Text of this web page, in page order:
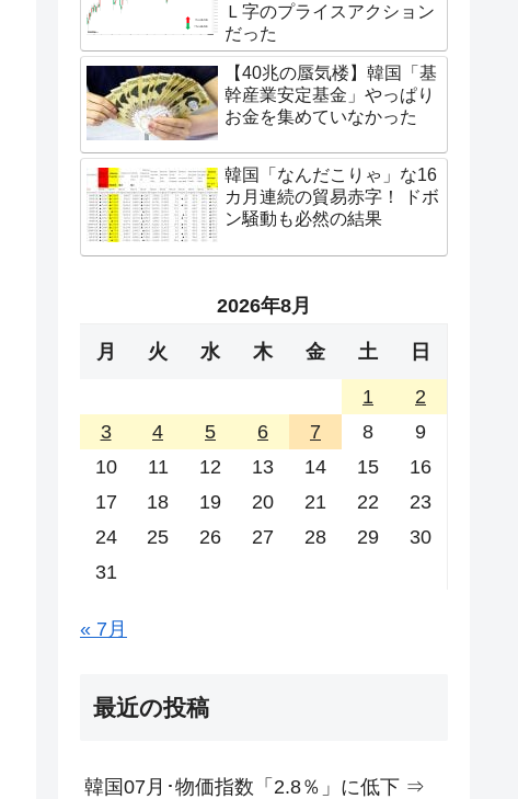
Ｌ字のプライスアクション
だった
【40兆の蜃気楼】韓国「基
幹産業安定基金」やっぱり
お金を集めていなかった
韓国「なんだこりゃ」な16
カ月連続の貿易赤字！ ドボ
ン騒動も必然の結果
2026年8月
月 火 水 木 金 土 日
1
2
3
4 5 6 7 8
9
10
11 12 13 14 15
16
17
18 19 20 21 22
23
24
25 26 27 28 29
30
31
« 7月
最近の投稿
韓国07月･物価指数「2.8％」に低下 ⇒